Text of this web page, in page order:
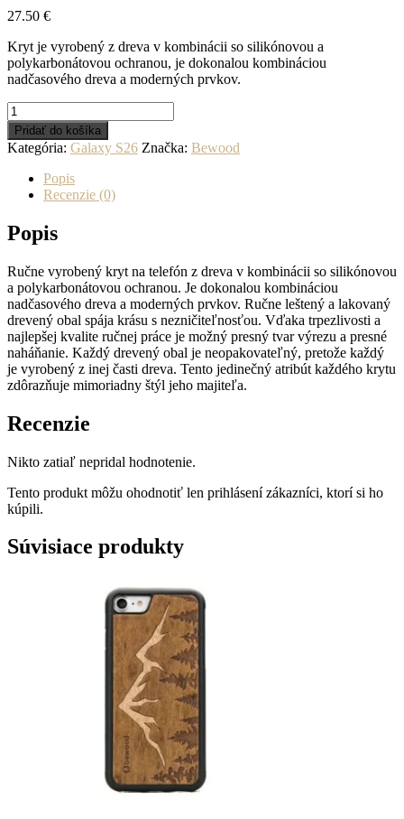
27.50 €
Kryt je vyrobený z dreva v kombinácii so silikónovou a
polykarbonátovou ochranou, je dokonalou kombináciou
nadčasového dreva a moderných prvkov.
množstvo
Drevený
kryt
na
mobil
Samsung
Galaxy
S26
Palisander
Pridať do košíka
Kategória: Galaxy S26 Značka: Bewood
Popis
Recenzie (0)
Popis
Ručne vyrobený kryt na telefón z dreva v kombinácii so silikónovou
a polykarbonátovou ochranou. Je dokonalou kombináciou
nadčasového dreva a moderných prvkov. Ručne leštený a lakovaný
drevený obal spája krásu s nezničiteľnosťou. Vďaka trpezlivosti a
najlepšej kvalite ručnej práce je možný presný tvar výrezu a presné
naháňanie. Každý drevený obal je neopakovateľný, pretože každý
je vyrobený z inej časti dreva. Tento jedinečný atribút každého krytu
zdôrazňuje mimoriadny štýl jeho majiteľa.
Recenzie
Nikto zatiaľ nepridal hodnotenie.
Tento produkt môžu ohodnotiť len prihlásení zákazníci, ktorí si ho
kúpili.
Súvisiace produkty